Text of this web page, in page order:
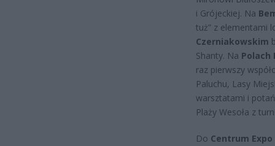
i Grójeckiej. Na
tuż” z elementami
Czerniakowskim
Shanty. Na Polach
raz pierwszy
Paluchu, Lasy
warsztatami i
Plaży Wesoła z
Do Centrum Expo